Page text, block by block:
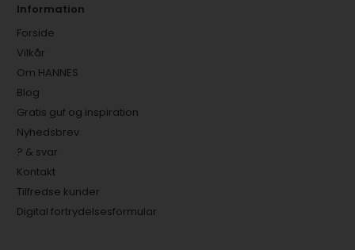
Information
Forside
Vilkår
Om HANNES
Blog
Gratis guf og inspiration
Nyhedsbrev
? & svar
Kontakt
Tilfredse kunder
Digital fortrydelsesformular